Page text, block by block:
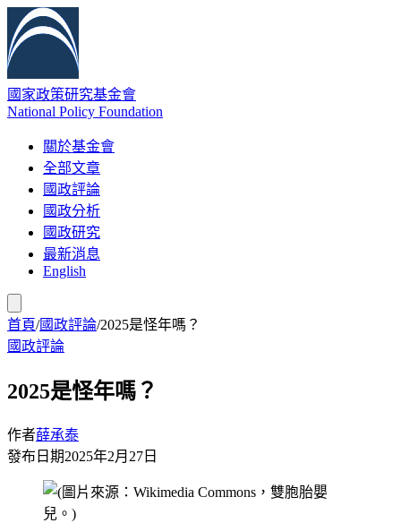
國家政策研究基金會
National Policy Foundation
關於基金會
全部文章
國政評論
國政分析
國政研究
最新消息
English
首頁/國政評論/2025是怪年嗎？
國政評論
2025是怪年嗎？
作者薛承泰
發布日期2025年2月27日